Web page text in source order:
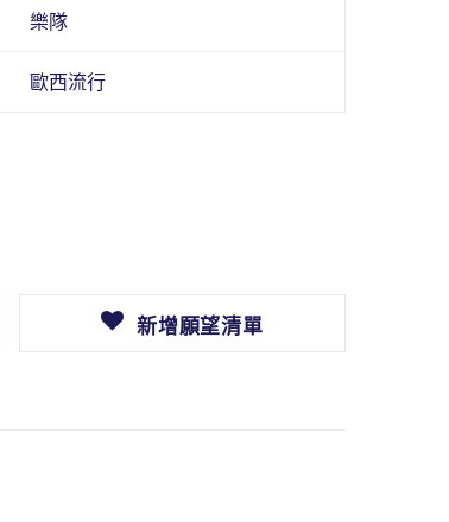
樂隊
歐西流行
新增願望清單